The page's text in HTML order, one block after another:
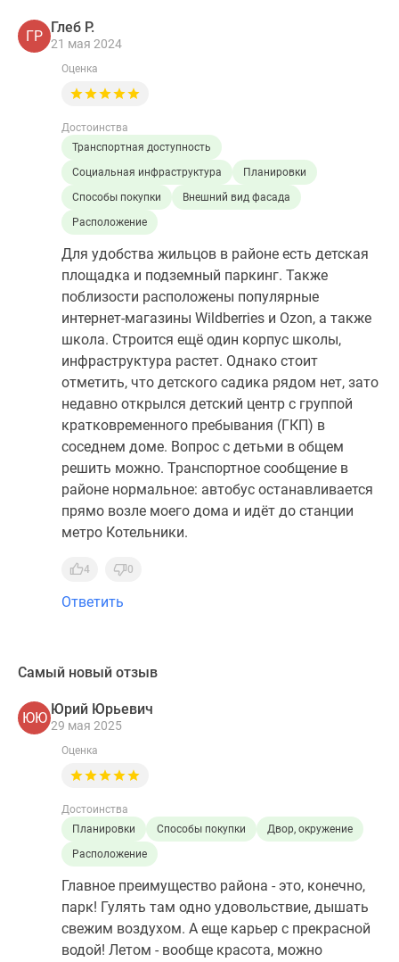
ГР
Глеб Р.
21 мая 2024
Оценка
Достоинства
Транспортная доступность
Социальная инфраструктура
Планировки
Способы покупки
Внешний вид фасада
Расположение
Для удобства жильцов в районе есть детская
площадка и подземный паркинг. Также
поблизости расположены популярные
интернет-магазины Wildberries и Ozon, а также
школа. Строится ещё один корпус школы,
инфраструктура растет. Однако стоит
отметить, что детского садика рядом нет, зато
недавно открылся детский центр с группой
кратковременного пребывания (ГКП) в
соседнем доме. Вопрос с детьми в общем
решить можно. Транспортное сообщение в
районе нормальное: автобус останавливается
прямо возле моего дома и идёт до станции
метро Котельники.
4 0
Ответить
Самый новый отзыв
ЮЮ
Юрий Юрьевич
29 мая 2025
Оценка
Достоинства
Планировки
Способы покупки
Двор, окружение
Расположение
Главное преимущество района - это, конечно,
парк! Гулять там одно удовольствие, дышать
свежим воздухом. А еще карьер с прекрасной
водой! Летом - вообще красота, можно